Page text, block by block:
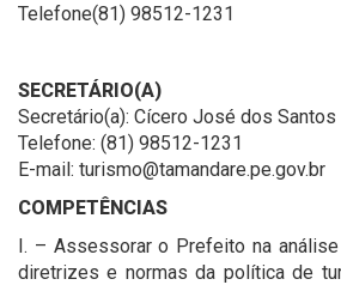
Telefone(81) 98512-1231
SECRETÁRIO(A)
Secretário(a): Cícero José dos Santos
Telefone: (81) 98512-1231
E-mail: turismo@tamandare.pe.gov.br
COMPETÊNCIAS
I. – Assessorar o Prefeito na
diretrizes e normas da política de